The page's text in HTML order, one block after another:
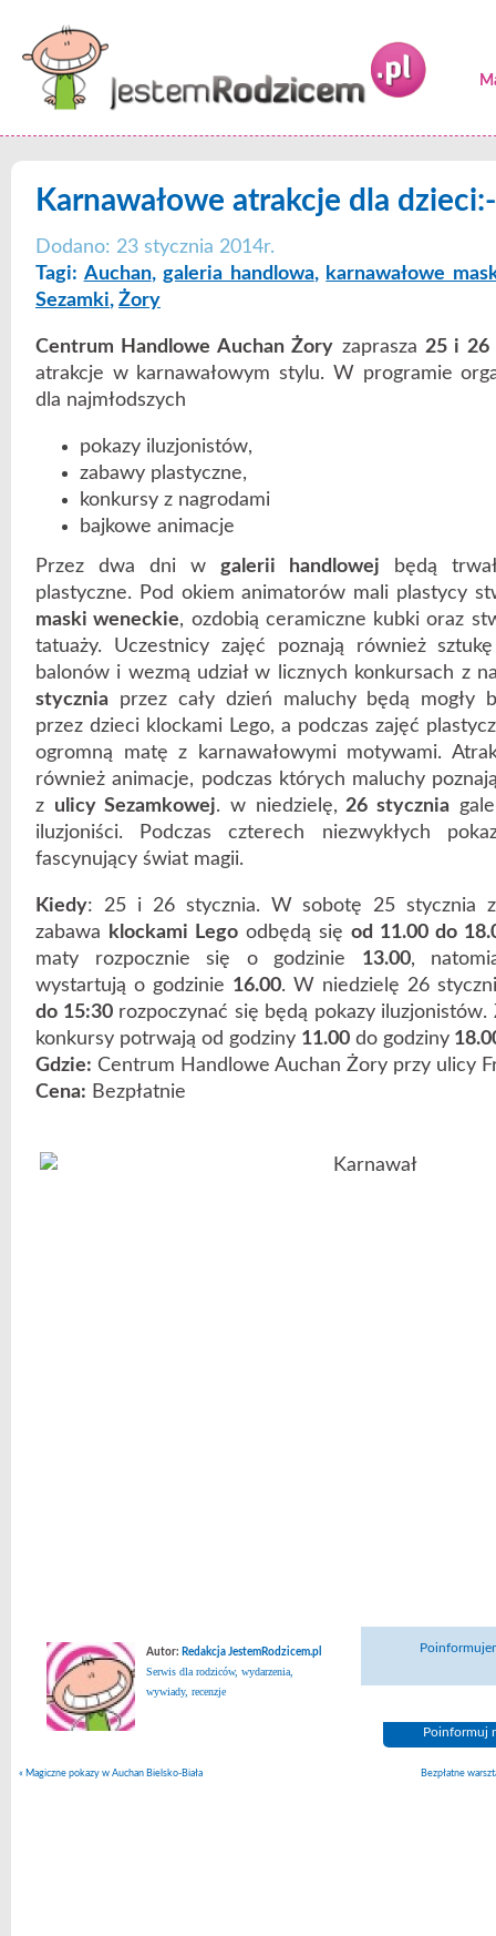
Karnawałowe atrakcje dla
Dodano: 23 stycznia 2014r.
Tagi: Auchan,galeria handlowa, karnawałowe
Sezamki, Żory
Centrum Handlowe Auchan Żory zaprasza 25 i 26
atrakcje w karnawałowym stylu. W programie
dla najmłodszych
pokazy iluzjonistów,
zabawy plastyczne,
konkursy z nagrodami
bajkowe animacje
Przez dwa dni w galerii handlowej będą
plastyczne. Pod okiem animatorów mali plastycy
maski weneckie, ozdobią ceramiczne kubki oraz
tatuaży. Uczestnicy zajęć poznają również
balonów i wezmą udział w licznych konkursach z
stycznia przez cały dzień maluchy będą mogły
przez dzieci klockami Lego, a podczas zajęć
ogromną matę z karnawałowymi motywami.
również animacje, podczas których maluchy
z ulicy Sezamkowej. w niedzielę, 26 stycznia
iluzjoniści. Podczas czterech niezwykłych
fascynujący świat magii.
Kiedy: 25 i 26 stycznia. W sobotę 25 stycznia
zabawa
klockami Lego odbędą się od 11.00 do
maty rozpocznie się o godzinie 13.00,
wystartują o godzinie 16.00. W niedzielę 26
do 15:30rozpoczynać się będą pokazy iluzjonistów.
konkursy potrwają od godziny 11.00 do godziny
Gdzie: Centrum Handlowe Auchan Żory przy ulicy
Cena: Bezpłatnie
Autor: Redakcja JestemRodzicem.pl
Serwis dla rodziców, wydarzenia,
wywiady, recenzje
Poinformuj
« Magiczne pokazy w Auchan Bielsko-Biała Bezpłatne